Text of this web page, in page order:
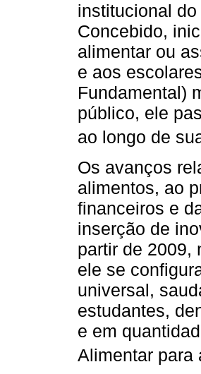
institucional
Concebido,
alimentar ou
e aos
Fundamental)
público, ele
ao longo de
Os avanços
alimentos, ao
financeiros e
inserção de
partir de 2009,
ele se
universal,
estudantes,
e em
Alimentar